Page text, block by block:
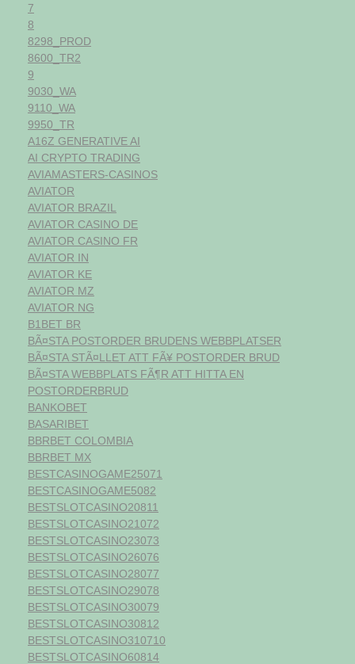
7
8
8298_PROD
8600_TR2
9
9030_WA
9110_WA
9950_TR
A16Z GENERATIVE AI
AI CRYPTO TRADING
AVIAMASTERS-CASINOS
AVIATOR
AVIATOR BRAZIL
AVIATOR CASINO DE
AVIATOR CASINO FR
AVIATOR IN
AVIATOR KE
AVIATOR MZ
AVIATOR NG
B1BET BR
BÃ¤STA POSTORDER BRUDENS WEBBPLATSER
BÃ¤STA STÃ¤LLET ATT FÃ¥ POSTORDER BRUD
BÃ¤STA WEBBPLATS FÃ¶R ATT HITTA EN
POSTORDERBRUD
BANKOBET
BASARIBET
BBRBET COLOMBIA
BBRBET MX
BESTCASINOGAME25071
BESTCASINOGAME5082
BESTSLOTCASINO20811
BESTSLOTCASINO21072
BESTSLOTCASINO23073
BESTSLOTCASINO26076
BESTSLOTCASINO28077
BESTSLOTCASINO29078
BESTSLOTCASINO30079
BESTSLOTCASINO30812
BESTSLOTCASINO310710
BESTSLOTCASINO60814